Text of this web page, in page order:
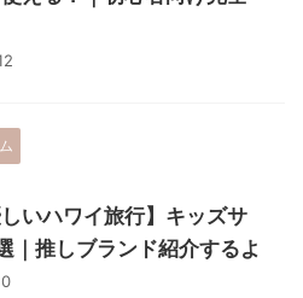
しいハワイ旅行】キッズサ
｜推しブランド紹介するよ